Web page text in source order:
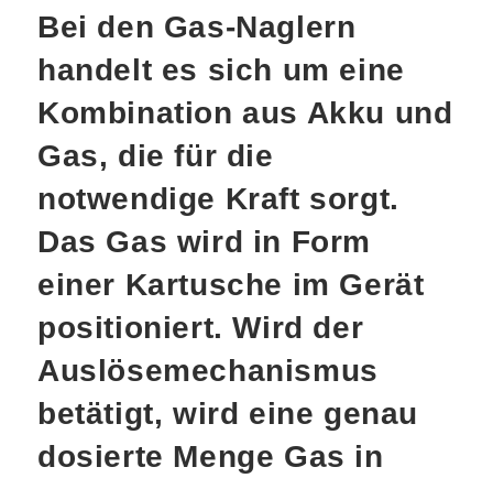
Bei den Gas-Naglern
handelt es sich um eine
Kombination aus Akku und
Gas, die für die
notwendige Kraft sorgt.
Das Gas wird in Form
einer Kartusche im Gerät
positioniert. Wird der
Auslösemechanismus
betätigt, wird eine genau
dosierte Menge Gas in